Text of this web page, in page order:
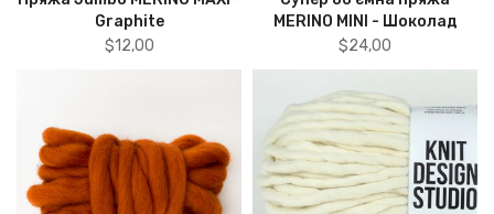
Graphite
$12,00
MERINO MINI - Шоколад
$24,00